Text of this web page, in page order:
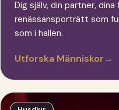
Dig själv, din partner, dina
renässansporträtt som
som i hallen.
Utforska Människor→